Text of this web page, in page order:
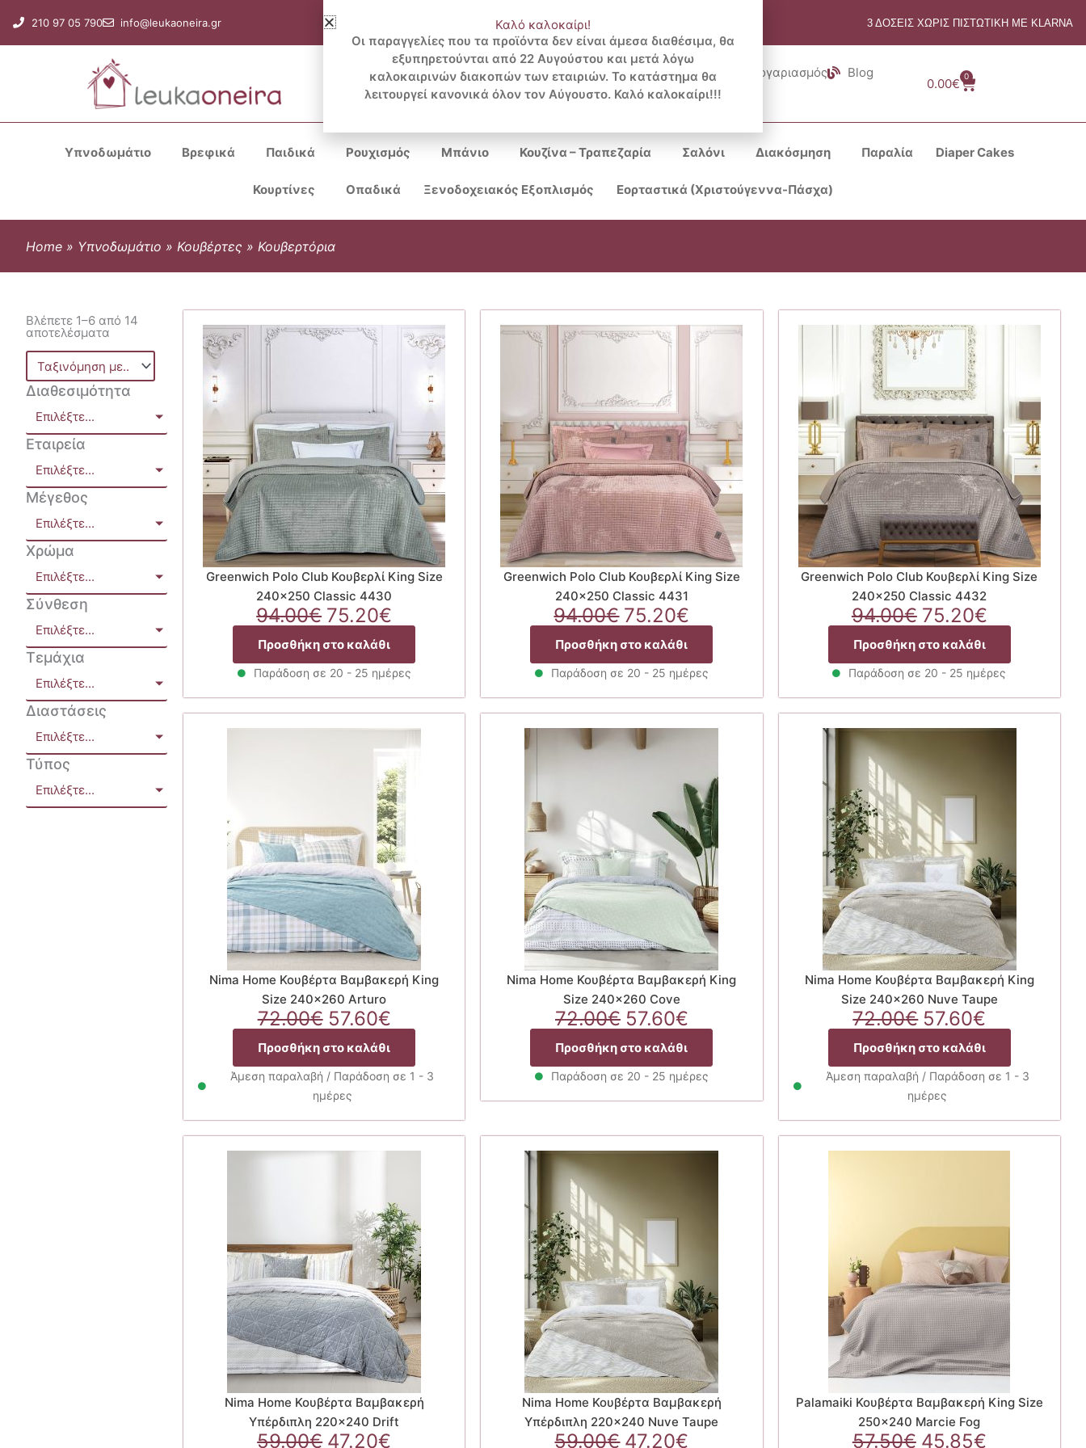
στο
περιεχόμενο
210 97 05 790 info@leukaoneira.gr 3 ΔΟΣΕΙΣ ΧΩΡΙΣ ΠΙΣΤΩΤΙΚΗ ΜΕ KLARNA
Search
...
Λογαριασμός Blog
0.00€
0
Cart
Υπνοδωμάτιο Βρεφικά Παιδικά Ρουχισμός Μπάνιο Κουζίνα – Τραπεζαρία Σαλόνι Διακόσμηση Παραλία Diaper Cakes
Κουρτίνες Οπαδικά Ξενοδοχειακός Εξοπλισμός Εορταστικά (Χριστούγεννα-Πάσχα)
Home » Υπνοδωμάτιο » Κουβέρτες » Κουβερτόρια
Βλέπετε 1–6 από 14
αποτελέσματα
Διαθεσιμότητα
Επιλέξτε...
Εταιρεία
Επιλέξτε...
Μέγεθος
Επιλέξτε...
Χρώμα
Επιλέξτε...
Σύνθεση
Επιλέξτε...
Τεμάχια
Επιλέξτε...
Διαστάσεις
Επιλέξτε...
Τύπος
Επιλέξτε...
Greenwich Polo Club Κουβερλί King Size
240×250 Classic 4430
94.00€ Original
price
was:
94.00€.
75.20€
τρέχουσα
είναι:
75.20€.
Προσθήκη στο καλάθι
Παράδοση σε 20 - 25 ημέρες
Greenwich Polo Club Κουβερλί King Size
240×250 Classic 4431
94.00€ Original
price
was:
94.00€.
75.20€
τρέχουσα
είναι:
75.20€.
Προσθήκη στο καλάθι
Παράδοση σε 20 - 25 ημέρες
Greenwich Polo Club Κουβερλί King Size
240×250 Classic 4432
94.00€ Original
price
was:
94.00€.
75.20€Η
τρέχουσα
είναι:
75.20€.
Προσθήκη στο καλάθι
Παράδοση σε 20 - 25 ημέρες
Nima Home Κουβέρτα Βαμβακερή King
Size 240×260 Arturo
72.00€ Original
price
was:
72.00€.
57.60€Η
τρέχουσα
τιμή
είναι:
Προσθήκη στο καλάθι
Άμεση παραλαβή / Παράδοση σε 1 - 3
ημέρες
Nima Home Κουβέρτα Βαμβακερή King
Size 240×260 Cove
72.00€ Original
price
was:
72.00€.
57.60€Η
τρέχουσα
τιμή
είναι:
57.60€.
Προσθήκη στο καλάθι
Παράδοση σε 20 - 25 ημέρες
Nima Home Κουβέρτα Βαμβακερή King
Size 240×260 Nuve Taupe
72.00€ Original
price
was:
72.00€.
57.60€
τρέχουσα
τιμή
είναι:
Προσθήκη στο καλάθι
Άμεση παραλαβή / Παράδοση σε 1 - 3
ημέρες
Nima Home Κουβέρτα Βαμβακερή
Υπέρδιπλη 220×240 Drift
59.00€ Original
47.20€
Nima Home Κουβέρτα Βαμβακερή
Υπέρδιπλη 220×240 Nuve Taupe
59.00€ Original
47.20€
Palamaiki Κουβέρτα Βαμβακερή King Size
250×240 Marcie Fog
57.50€ Original
45.85€Η
Καλό καλοκαίρι!
Οι παραγγελίες που τα προϊόντα δεν είναι άμεσα διαθέσιμα, θα
εξυπηρετούνται από 22 Αυγούστου και μετά λόγω
καλοκαιρινών διακοπών των εταιριών. Το κατάστημα θα
λειτουργεί κανονικά όλον τον Αύγουστο. Καλό καλοκαίρι!!!